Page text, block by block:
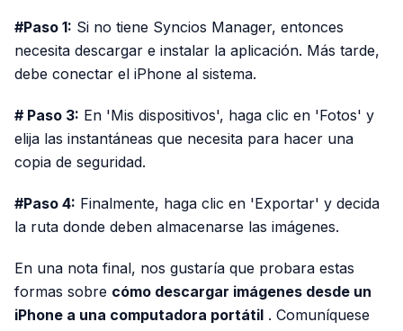
#Paso 1: Si no tiene Syncios Manager, entonces
necesita descargar e instalar la aplicación. Más tarde,
debe conectar el iPhone al sistema.
# Paso 3: En 'Mis dispositivos', haga clic en 'Fotos' y
elija las instantáneas que necesita para hacer una
copia de seguridad.
#Paso 4: Finalmente, haga clic en 'Exportar' y decida
la ruta donde deben almacenarse las imágenes.
En una nota final, nos gustaría que probara estas
formas sobre cómo descargar imágenes desde un
iPhone a una computadora portátil . Comuníquese